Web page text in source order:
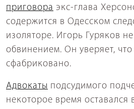
приговора экс-глава
содержится в Одесском
изоляторе. Игорь Гуряков
обвинением. Он уверяет,
сфабриковано.
Адвокаты подсудимого
некоторое время оставался